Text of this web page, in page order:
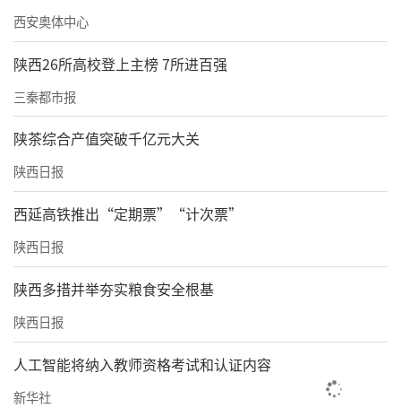
西安奥体中心
陕西26所高校登上主榜 7所进百强
三秦都市报
陕茶综合产值突破千亿元大关
陕西日报
西延高铁推出“定期票”“计次票”
陕西日报
陕西多措并举夯实粮食安全根基
陕西日报
人工智能将纳入教师资格考试和认证内容
新华社